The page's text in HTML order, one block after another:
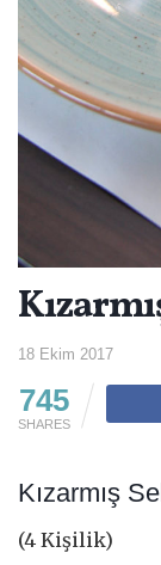
18 Ekim 2017
745
SHARES
Kızarmış
(4 Kişilik)